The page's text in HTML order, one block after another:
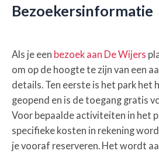
Bezoekersinformatie
Als je een bezoek aan De Wijers
om op de hoogte te zijn van een
details. Ten eerste is het park het
geopend en is de toegang gratis
Voor bepaalde activiteiten in het
specifieke kosten in rekening
je vooraf reserveren. Het wordt